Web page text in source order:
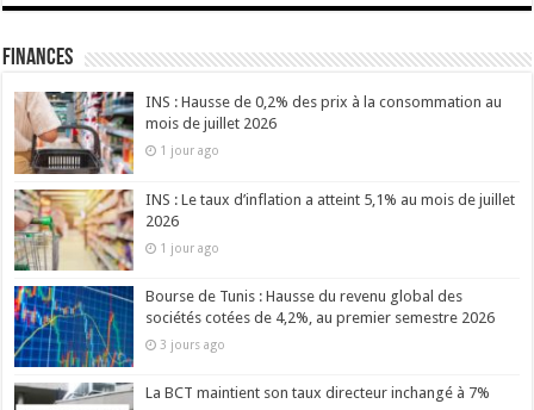
Finances
INS : Hausse de 0,2% des prix à la consommation au
mois de juillet 2026
1 jour ago
INS : Le taux d’inflation a atteint 5,1% au mois de juillet
2026
1 jour ago
Bourse de Tunis : Hausse du revenu global des
sociétés cotées de 4,2%, au premier semestre 2026
3 jours ago
La BCT maintient son taux directeur inchangé à 7%